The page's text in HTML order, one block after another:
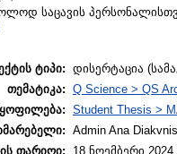
საცავის
ტიპი: დისერტაცია
თემატიკა: Q Science > QS
Student Thesis >
Admin Ana
თარიღი:
18 ნოემბერი 2024